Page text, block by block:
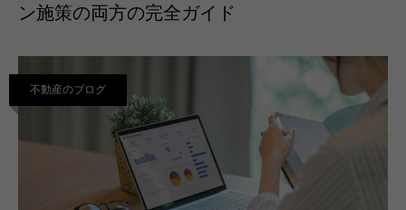
ン施策の両方の完全ガイド
不動産のブログ